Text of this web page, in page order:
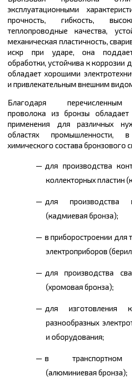
эксплуатационными
прочность, гибкость,
теплопроводные качества,
механическая пластичность,
искр при ударе, она
обработки, устойчива к коррозии
обладает хорошими
и привлекательным внешним
Благодаря перечисленным
проволока из бронзы
применения для различных
областях промышленности,
химического состава бронзового
для производства
коллекторных пластин
для производства
(кадмиевая бронза);
в приборостроении
электроприборов
для производства
(хромовая бронза);
для изготовления
разнообразных
и оборудования;
в транспортном
(алюминиевая бронза);